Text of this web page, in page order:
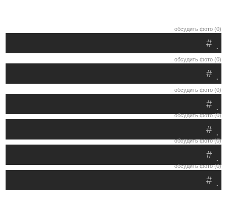
обсудить фото (0)
.
#
обсудить фото (0)
.
#
обсудить фото (0)
.
#
обсудить фото (0)
.
#
обсудить фото (0)
.
#
обсудить фото (0)
.
#